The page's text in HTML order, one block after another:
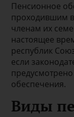
Пенсионное
проходившим
членам их
настоящее
республик
если
обеспечения.
Виды